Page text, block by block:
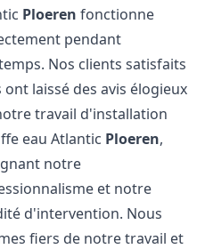
Ploeren fonctionne
pendant
Nos clients satisfaits
ont laissé des avis élogieux
travail d'installation
eau Atlantic Ploeren,
notre
et notre
d'intervention. Nous
fiers de notre travail et